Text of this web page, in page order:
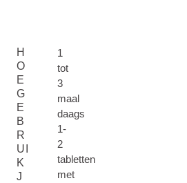
H
O
E
G
E
B
R
UI
K
J
1
tot
3
maal
daags
1-
2
tabletten
met